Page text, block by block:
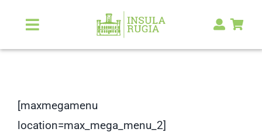
Inhalt
springen
Toggle
Navigation
[maxmegamenu
location=max_mega_menu_2]